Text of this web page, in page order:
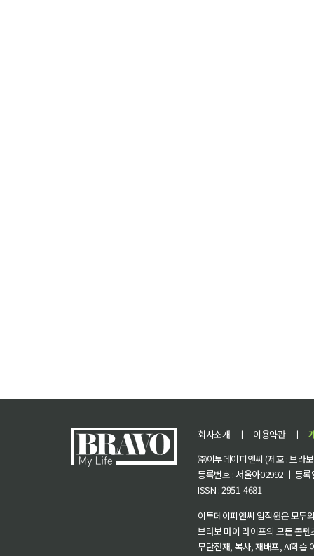
회사소개 ㅣ 이용약관 ㅣ
㈜이투데이피엔씨 (제호 : 브라
등록번호 : 서울아02992 ㅣ 등
ISSN : 2951-4681
이투데이피엔씨 임직원은 모두
브라보 마이 라이프의 모든 콘
무단전재, 복사, 재배포, AI학습